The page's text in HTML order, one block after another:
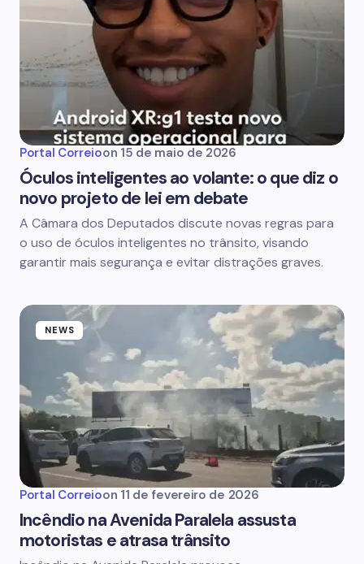
Portal Correioon 15 de maio de 2026
Óculos inteligentes ao volante: o que diz o
novo projeto de lei em debate
A Câmara dos Deputados discute novas regras para
o uso de óculos inteligentes no trânsito, visando
garantir mais segurança e evitar distrações graves.
NEWS
Portal Correioon 11 de fevereiro de 2026
Incêndio na Avenida Paralela assusta
motoristas e atrasa trânsito